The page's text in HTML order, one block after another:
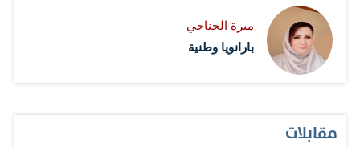
ميرة الجناحي
بارانويا وطنية
مقابلات